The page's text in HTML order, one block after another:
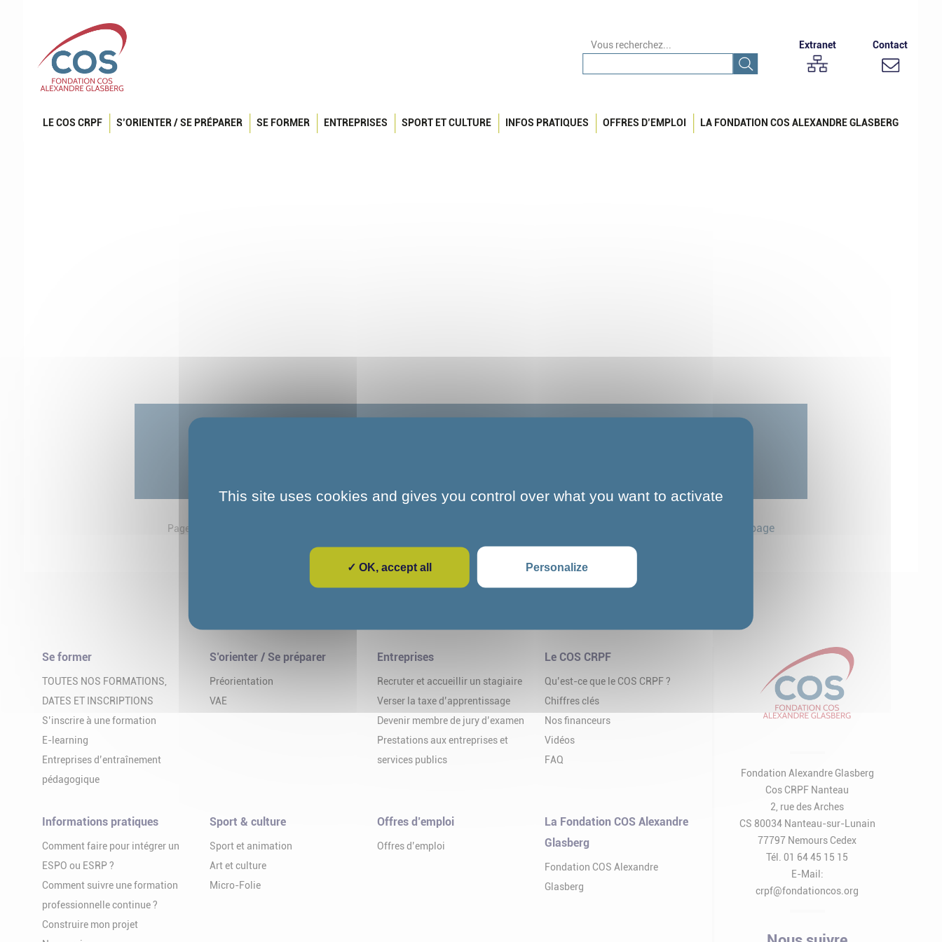
Vous recherchez... Extranet Contact
LE COS CRPF S’ORIENTER / SE PRÉPARER SE FORMER ENTREPRISES SPORT ET CULTURE INFOS PRATIQUES OFFRES D’EMPLOI LA FONDATION COS ALEXANDRE GLASBERG
Page d'accueil Partager cette page
Se former
TOUTES NOS FORMATIONS,
DATES ET INSCRIPTIONS
S’inscrire à une formation
E-learning
Entreprises d’entraînement
pédagogique
S’orienter / Se préparer
Préorientation
VAE
Entreprises
Recruter et accueillir un stagiaire
Verser la taxe d’apprentissage
Devenir membre de jury d’examen
Prestations aux entreprises et
services publics
Le COS CRPF
Qu’est-ce que le COS CRPF ?
Chiffres clés
Nos financeurs
Vidéos
FAQ
Informations pratiques
Comment faire pour intégrer un
ESPO ou ESRP ?
Comment suivre une formation
professionnelle continue ?
Construire mon projet
Sport & culture
Sport et animation
Art et culture
Micro-Folie
Offres d’emploi
Offres d’emploi
La Fondation COS Alexandre
Glasberg
Fondation COS Alexandre
Glasberg
Fondation Alexandre Glasberg
Cos CRPF Nanteau
2, rue des Arches
CS 80034 Nanteau-sur-Lunain
77797 Nemours Cedex
Tél. 01 64 45 15 15
E-Mail:
crpf@fondationcos.org
This site uses cookies and gives you control over what you want to activate
✓ OK, accept all Personalize